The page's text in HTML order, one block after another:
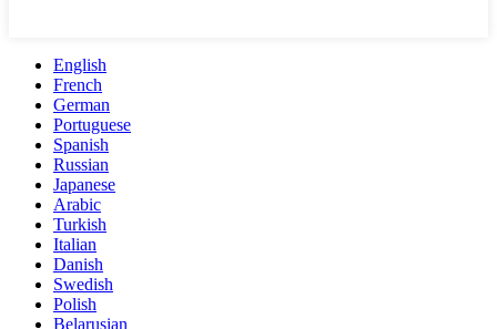
English
French
German
Portuguese
Spanish
Russian
Japanese
Arabic
Turkish
Italian
Danish
Swedish
Polish
Belarusian